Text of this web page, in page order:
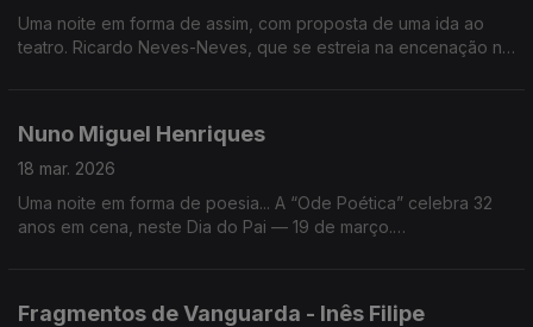
Uma noite em forma de assim, com proposta de uma ida ao
teatro. Ricardo Neves-Neves, que se estreia na encenação no
Nuno Miguel Henriques
18 mar. 2026
Uma noite em forma de poesia... A “Ode Poética” celebra 32
anos em cena, neste Dia do Pai — 19 de março.
Fragmentos de Vanguarda - Inês Filipe